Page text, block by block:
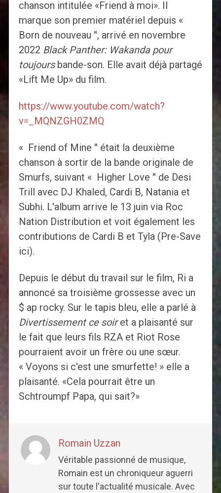
chanson intitulée «Friend à moi». Il
marque son premier matériel depuis «
Born de nouveau '', arrivé en novembre
2022 Black Panther: Wakanda pour
toujoursbande-son. Elle avait déjà partagé
«Lift Me Up» du film.
https://www.youtube.com/watch?
v=_MQNZGH0ZMQ
« Friend of Mine '' était la deuxième
chanson à sortir de la bande originale de
Smurfs, suivant « Higher Love '' de Desi
Trill avec DJ Khaled, Cardi B, Natania et
Subhi. L'album arrive le 13 juin via Roc
Nation Distribution et voit également les
contributions de Cardi B et Tyla (Pre-Save
ici).
Depuis le début du travail sur le film, Ri a
annoncé sa troisième grossesse avec un
$ ap rocky. Sur le tapis bleu, elle a parlé à
Divertissement ce soiret a plaisanté sur
le fait que leurs fils RZA et Riot Rose
pourraient avoir un frère ou une sœur.
« Voyons si c'est une smurfette! » elle a
plaisanté. «Cela pourrait être un
Schtroumpf Papa, qui sait?»
Romain Uzzan
Véritable passionné de musique,
Romain est un chroniqueur aguerri
sur toute l'actualité musicale. Avec